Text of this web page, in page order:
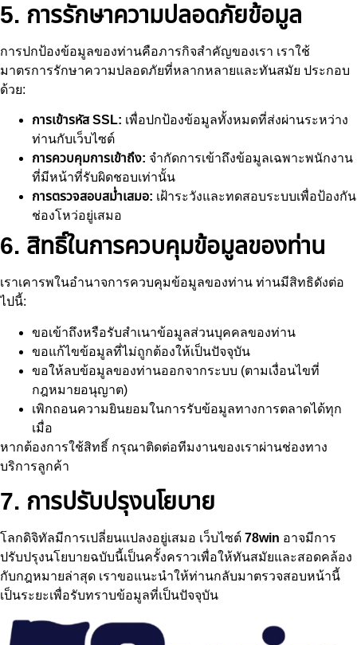
5. การรักษาความปลอดภัยข้อมูล
การปกป้องข้อมูลของท่านคือภารกิจสำคัญของเรา เราใช้
มาตรการรักษาความปลอดภัยที่หลากหลายและทันสมัย ประกอบ
ด้วย:
การเข้ารหัส SSL: เพื่อปกป้องข้อมูลทั้งหมดที่ส่งผ่านระหว่าง
ท่านกับเว็บไซต์
การควบคุมการเข้าถึง: จำกัดการเข้าถึงข้อมูลเฉพาะพนักงาน
ที่มีหน้าที่รับผิดชอบเท่านั้น
การตรวจสอบสม่ำเสมอ: เฝ้าระวังและทดสอบระบบเพื่อป้องกัน
ช่องโหว่อยู่เสมอ
6. สิทธิ์ในการควบคุมข้อมูลของท่าน
เราเคารพในอำนาจการควบคุมข้อมูลของท่าน ท่านมีสิทธิดังต่อ
ไปนี้:
ขอเข้าถึงหรือรับสำเนาข้อมูลส่วนบุคคลของท่าน
ขอแก้ไขข้อมูลที่ไม่ถูกต้องให้เป็นปัจจุบัน
ขอให้ลบข้อมูลของท่านออกจากระบบ (ตามเงื่อนไขที่
กฎหมายอนุญาต)
เพิกถอนความยินยอมในการรับข้อมูลทางการตลาดได้ทุก
เมื่อ
หากต้องการใช้สิทธิ์ กรุณาติดต่อทีมงานของเราผ่านช่องทาง
บริการลูกค้า
7. การปรับปรุงนโยบาย
โลกดิจิทัลมีการเปลี่ยนแปลงอยู่เสมอ เว็บไซต์ 78win อาจมีการ
ปรับปรุงนโยบายฉบับนี้เป็นครั้งคราวเพื่อให้ทันสมัยและสอดคล้อง
กับกฎหมายล่าสุด เราขอแนะนำให้ท่านกลับมาตรวจสอบหน้านี้
เป็นระยะเพื่อรับทราบข้อมูลที่เป็นปัจจุบัน